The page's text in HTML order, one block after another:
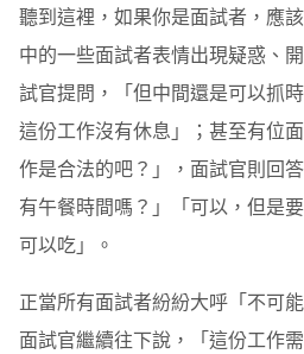
聽到這裡，如果你是面試者，應
中的一些面試者表情出現疑惑、
試官提問，「但中間還是可以抓
這份工作沒有休息」；甚至有位
作是合法的吧？」，面試官則回
有午餐時間嗎？」「可以，但是
可以吃」。
正當所有面試者紛紛大呼「不可
面試官繼續往下說，「這份工作